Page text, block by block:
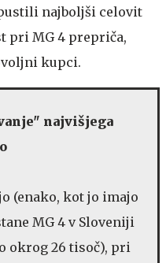
najboljši celovit
pri MG 4 prepriča,
kupci.
najvišjega
(enako, kot jo imajo
MG 4 v Sloveniji
okrog 26 tisoč), pri